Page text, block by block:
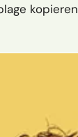
kopieren